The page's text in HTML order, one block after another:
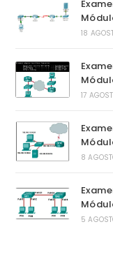
18
17
8
5